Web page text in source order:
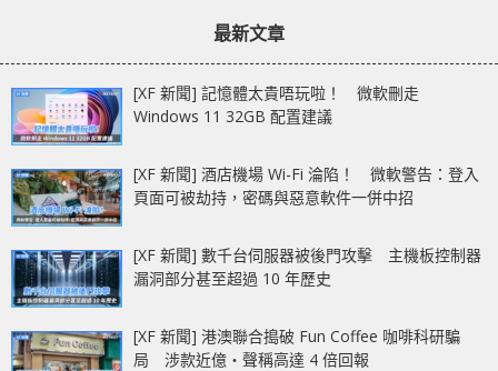
GeForce RTX 4080
White Edition
最新文章
[XF 新聞] 記憶體太貴唔玩啦！ 微軟刪走
Windows 11 32GB 配置建議
[XF 新聞] 酒店機場 Wi-Fi 淪陷！ 微軟警告：登入
頁面可被劫持，密碼與惡意軟件一併中招
[XF 新聞] 數千台伺服器被後門攻擊 主機板控制器
漏洞部分甚至超過 10 年歷史
[XF 新聞] 港澳聯合搗破 Fun Coffee 咖啡科研騙
局 涉款近億‧聲稱高達 4 倍回報